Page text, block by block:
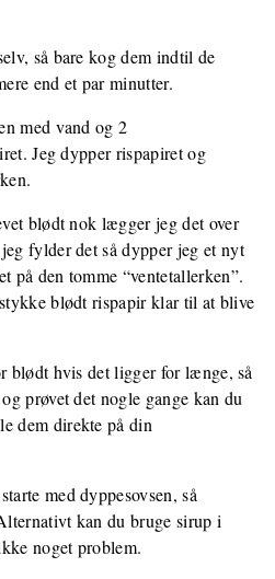
så bare kog dem indtil de
end et par minutter.
med vand og 2
Jeg dypper rispapiret og
blødt nok lægger jeg det over
fylder det så dypper jeg et nyt
på den tomme “ventetallerken”.
blødt rispapir klar til at blive
blødt hvis det ligger for længe, så
prøvet det nogle gange kan du
dem direkte på din
med dyppesovsen, så
kan du bruge sirup i
noget problem.